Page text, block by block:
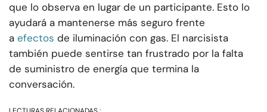
que lo observa en lugar de un participante. Esto lo
ayudará a mantenerse más seguro frente
a efectos de iluminación con gas. El narcisista
también puede sentirse tan frustrado por la falta
de suministro de energía que termina la
conversación.